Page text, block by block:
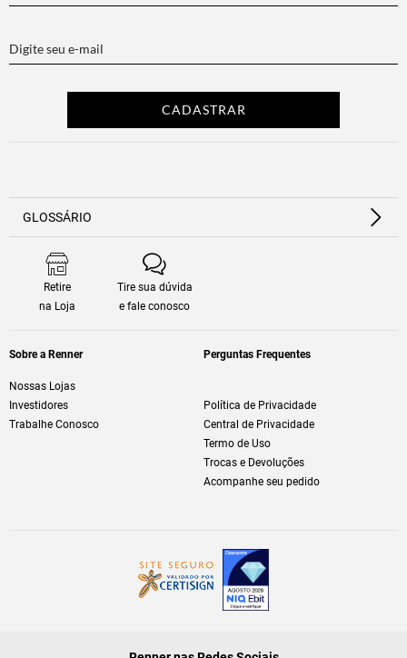
GLOSSÁRIO
Retire
na Loja
Tire sua dúvida
e fale conosco
Sobre a Renner
Nossas Lojas
Investidores
Trabalhe Conosco
Perguntas Frequentes
Política de Privacidade
Central de Privacidade
Termo de Uso
Trocas e Devoluções
Acompanhe seu pedido